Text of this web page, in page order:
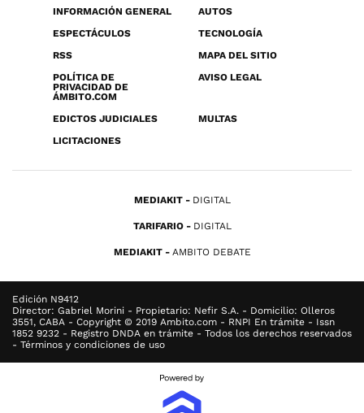
INFORMACIÓN GENERAL
AUTOS
ESPECTÁCULOS
TECNOLOGÍA
RSS
MAPA DEL SITIO
POLÍTICA DE
PRIVACIDAD DE
ÁMBITO.COM
AVISO LEGAL
EDICTOS JUDICIALES
MULTAS
LICITACIONES
MEDIAKIT DIGITAL
TARIFARIO DIGITAL
MEDIAKIT AMBITO DEBATE
Edición N9412
Director: Gabriel Morini - Propietario: Nefir S.A. - Domicilio: Olleros
3551, CABA - Copyright © 2019 Ambito.com - RNPI En trámite - Issn
1852 9232 - Registro DNDA en trámite - Todos los derechos reservados
- Términos y condiciones de uso